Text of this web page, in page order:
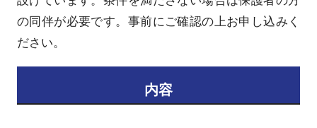
の同伴が必要です。事前にご確認の上お申し込みく
ださい。
内容